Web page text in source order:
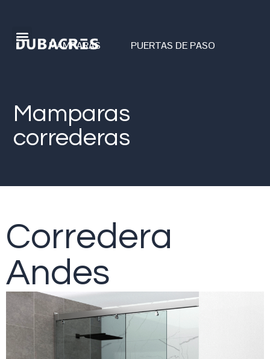
MAMPARAS PUERTAS DE PASO
Mamparas
correderas
Corredera
Andes